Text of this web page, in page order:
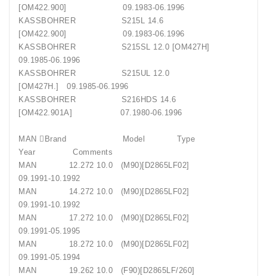
[OM422.900] 09.1983-06.1996
KASSBOHRER S215L 14.6
[OM422.900] 09.1983-06.1996
KASSBOHRER S215SL 12.0 [OM427H]
09.1985-06.1996
KASSBOHRER S215UL 12.0
[OM427H.] 09.1985-06.1996
KASSBOHRER S216HDS 14.6
[OM422.901A] 07.1980-06.1996
MAN Brand Model Type
Year Comments
MAN 12.272 10.0 (M90)[D2865LF02]
09.1991-10.1992
MAN 14.272 10.0 (M90)[D2865LF02]
09.1991-10.1992
MAN 17.272 10.0 (M90)[D2865LF02]
09.1991-05.1995
MAN 18.272 10.0 (M90)[D2865LF02]
09.1991-05.1994
MAN 19.262 10.0 (F90)[D2865LF/260]